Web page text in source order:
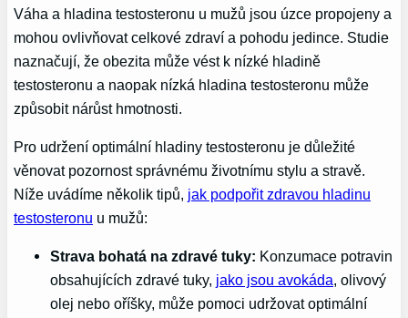
Váha a hladina testosteronu u mužů jsou úzce propojeny a
mohou ovlivňovat celkové zdraví ‍a ‍pohodu jedince.‌ Studie
naznačují, že ⁣obezita může vést ‌k nízké hladině
testosteronu a naopak nízká‍ hladina ‌testosteronu může
způsobit⁤ nárůst hmotnosti.
Pro udržení optimální hladiny testosteronu je důležité‌
věnovat pozornost správnému životnímu stylu a stravě.
Níže‍ uvádíme‍ několik tipů, jak podpořit zdravou hladinu
testosteronu u mužů:
Strava ‍bohatá na zdravé tuky: Konzumace potravin
obsahujících‍ zdravé tuky, jako jsou avokáda, olivový
olej nebo oříšky, ‍může pomoci udržovat optimální